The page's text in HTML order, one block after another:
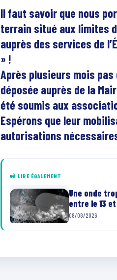
Il faut savoir que nous
terrain situé aux limites
auprès des services de
» !
Après plusieurs mois
déposée auprès de la
été soumis aux
Espérons que leur
autorisations
À LIRE ÉGALEMENT
Une onde
entre le 13
09/08/2026